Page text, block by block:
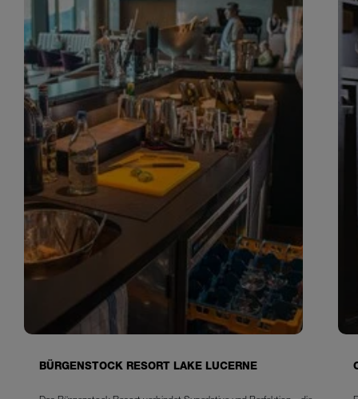
BÜRGENSTOCK RESORT LAKE LUCERNE